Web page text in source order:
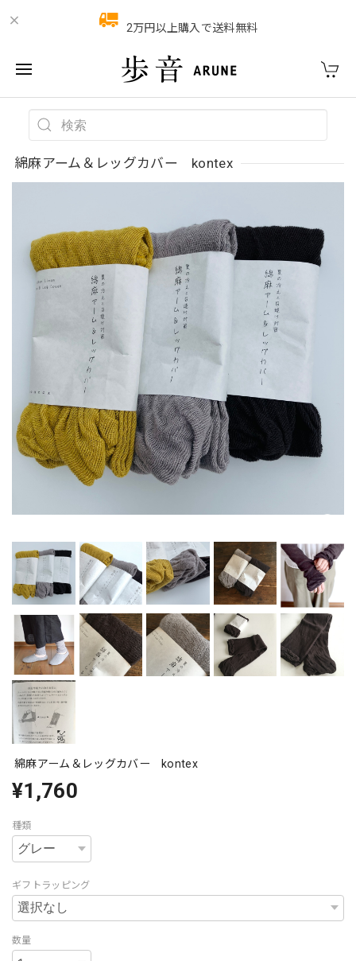
2万円以上購入で送料無料
綿麻アーム＆レッグカバー kontex
綿麻アーム＆レッグカバー kontex
¥1,760
種類
ギフトラッピング
数量